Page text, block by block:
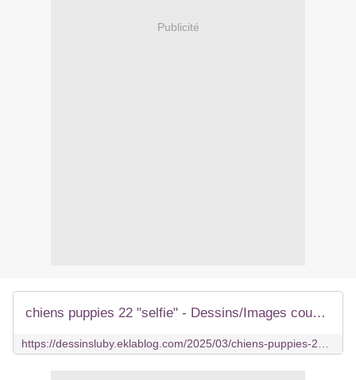
Publicité
chiens puppies 22 "selfie" - Dessins/Images coup de coeur